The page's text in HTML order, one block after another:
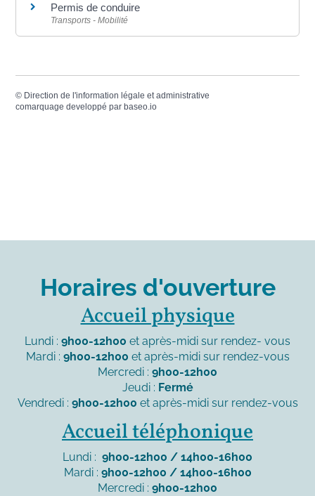
Permis de conduire
Transports - Mobilité
© Direction de l'information légale et administrative
comarquage developpé par baseo.io
Horaires d'ouverture
Accueil physique
Lundi : 9h00-12h00 et après-midi sur rendez- vous
Mardi : 9h00-12h00 et après-midi sur rendez-vous
Mercredi : 9h00-12h00
Jeudi : Fermé
Vendredi : 9h00-12h00 et après-midi sur rendez-vous
Accueil téléphonique
Lundi : 9h00-12h00 / 14h00-16h00
Mardi : 9h00-12h00 / 14h00-16h00
Mercredi : 9h00-12h00